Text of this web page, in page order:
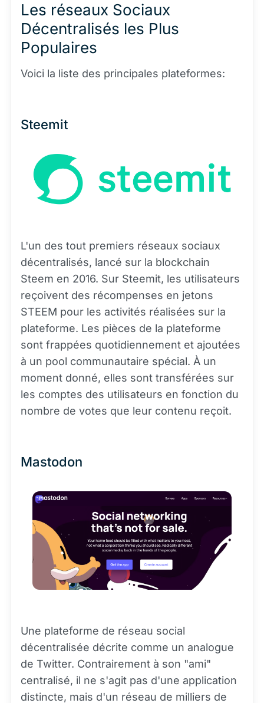
Les réseaux Sociaux
Décentralisés les Plus
Populaires
Voici la liste des principales plateformes:
Steemit
L'un des tout premiers réseaux sociaux
décentralisés, lancé sur la blockchain
Steem en 2016. Sur Steemit, les utilisateurs
reçoivent des récompenses en jetons
STEEM pour les activités réalisées sur la
plateforme. Les pièces de la plateforme
sont frappées quotidiennement et ajoutées
à un pool communautaire spécial. À un
moment donné, elles sont transférées sur
les comptes des utilisateurs en fonction du
nombre de votes que leur contenu reçoit.
Mastodon
Une plateforme de réseau social
décentralisée décrite comme un analogue
de Twitter. Contrairement à son "ami"
centralisé, il ne s'agit pas d'une application
distincte, mais d'un réseau de milliers de